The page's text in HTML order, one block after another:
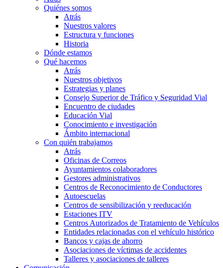
Quiénes somos
Atrás
Nuestros valores
Estructura y funciones
Historia
Dónde estamos
Qué hacemos
Atrás
Nuestros objetivos
Estrategias y planes
Consejo Superior de Tráfico y Seguridad Vial
Encuentro de ciudades
Educación Vial
Conocimiento e investigación
Ámbito internacional
Con quién trabajamos
Atrás
Oficinas de Correos
Ayuntamientos colaboradores
Gestores administrativos
Centros de Reconocimiento de Conductores
Autoescuelas
Centros de sensibilización y reeducación
Estaciones ITV
Centros Autorizados de Tratamiento de Vehículos
Entidades relacionadas con el vehículo histórico
Bancos y cajas de ahorro
Asociaciones de víctimas de accidentes
Talleres y asociaciones de talleres